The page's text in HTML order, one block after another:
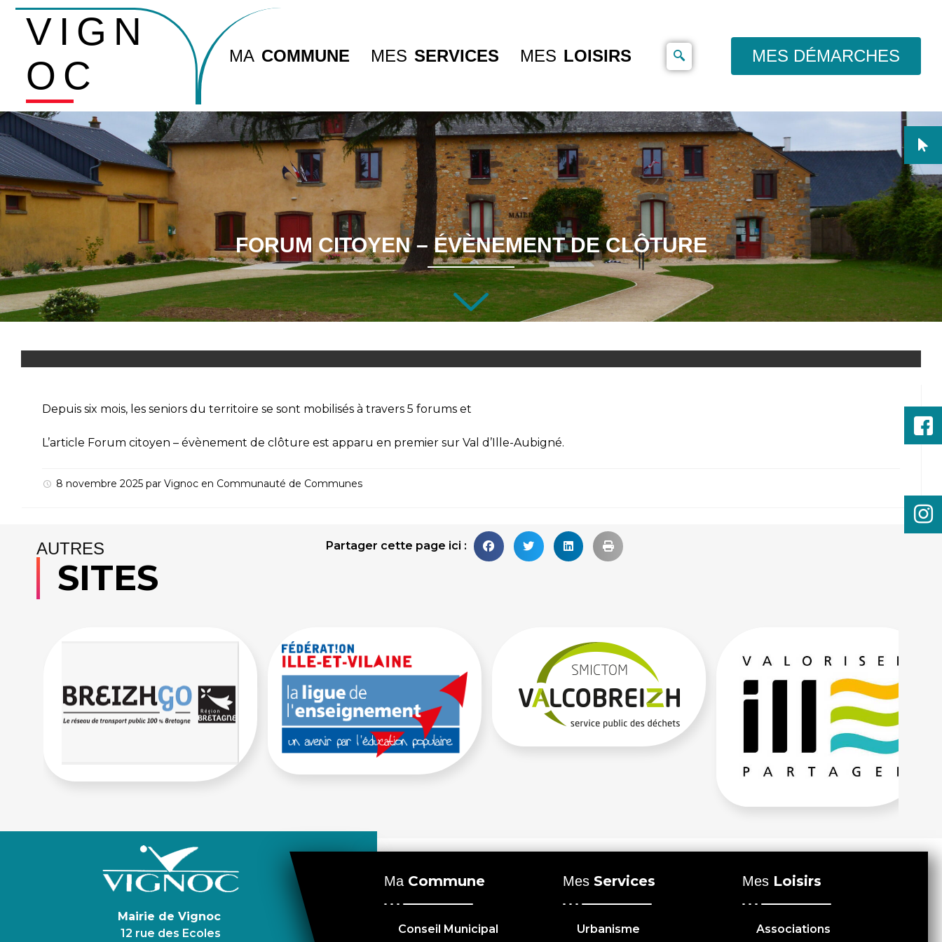
VIGN
OC
MA COMMUNE MES SERVICES MES LOISIRS MES DÉMARCHES
FORUM CITOYEN – ÉVÈNEMENT DE CLÔTURE
Depuis six mois, les seniors du territoire se sont mobilisés à travers 5 forums et
L’article Forum citoyen – évènement de clôture est apparu en premier sur Val d’Ille-Aubigné.
8 novembre 2025 par Vignoc en Communauté de Communes
Partager cette page ici :
AUTRES
SITES
Mairie de Vignoc
12 rue des Ecoles
Ma Commune
Conseil Municipal
MesServices
Urbanisme
Mes Loisirs
Associations